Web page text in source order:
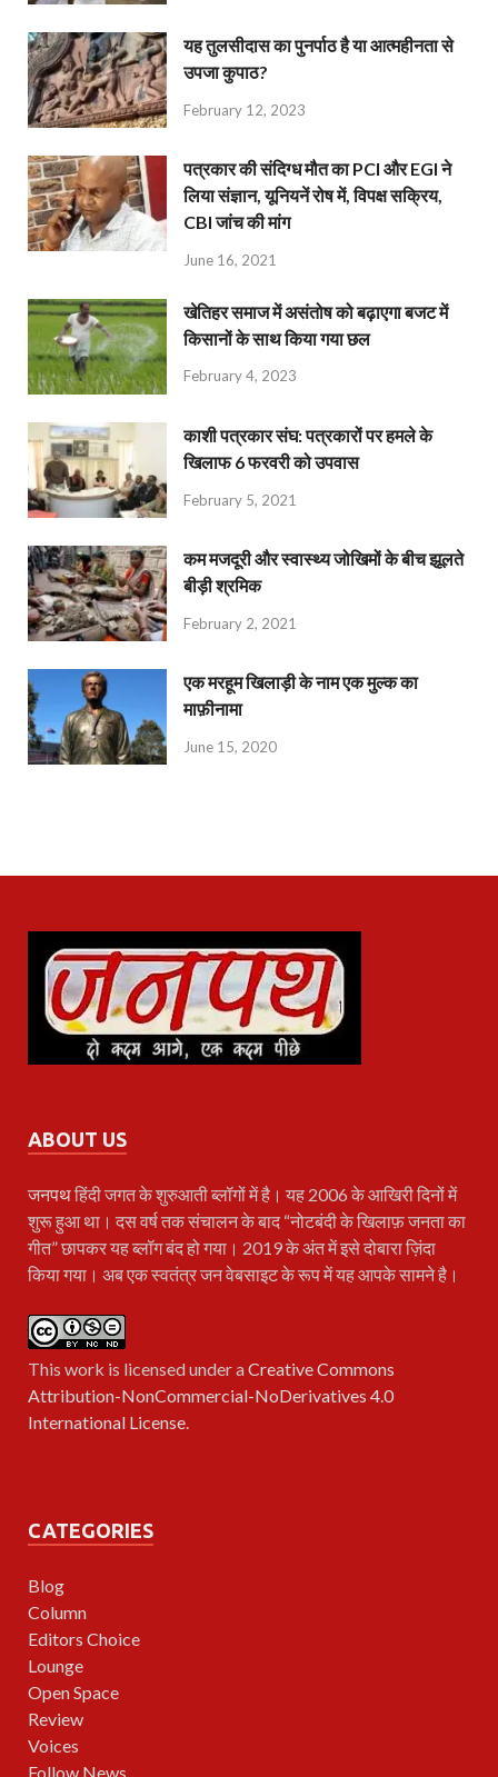
यह तुलसीदास का पुनर्पाठ है या आत्महीनता से
उपजा कुपाठ?
February 12, 2023
पत्रकार की संदिग्ध मौत का PCI और EGI ने
लिया संज्ञान, यूनियनें रोष में, विपक्ष सक्रिय,
CBI जांच की मांग
June 16, 2021
खेतिहर समाज में असंतोष को बढ़ाएगा बजट में
किसानों के साथ किया गया छल
February 4, 2023
काशी पत्रकार संघ: पत्रकारों पर हमले के
खिलाफ 6 फरवरी को उपवास
February 5, 2021
कम मजदूरी और स्वास्थ्य जोखिमों के बीच झूलते
बीड़ी श्रमिक
February 2, 2021
एक मरहूम खिलाड़ी के नाम एक मुल्क का
माफ़ीनामा
June 15, 2020
ABOUT US
जनपथहिंदी जगत के शुरुआती ब्लॉगों में है। यह 2006 के आखिरी दिनों में
शुरू हुआ था। दस वर्ष तक संचालन के बाद “नोटबंदी के खिलाफ़ जनता का
गीत” छापकर यह ब्लॉग बंद हो गया। 2019 के अंत में इसे दोबारा ज़िंदा
किया गया। अब एक स्वतंत्र जन वेबसाइट के रूप में यह आपके सामने है।
This work is licensed under aCreative Commons
Attribution-NonCommercial-NoDerivatives 4.0
International License.
CATEGORIES
Blog
Column
Editors Choice
Lounge
Open Space
Review
Voices
Follow News